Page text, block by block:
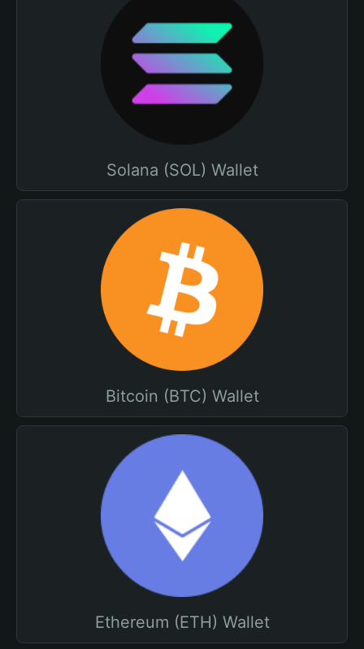
Solana (SOL) Wallet
Bitcoin (BTC) Wallet
Ethereum (ETH) Wallet